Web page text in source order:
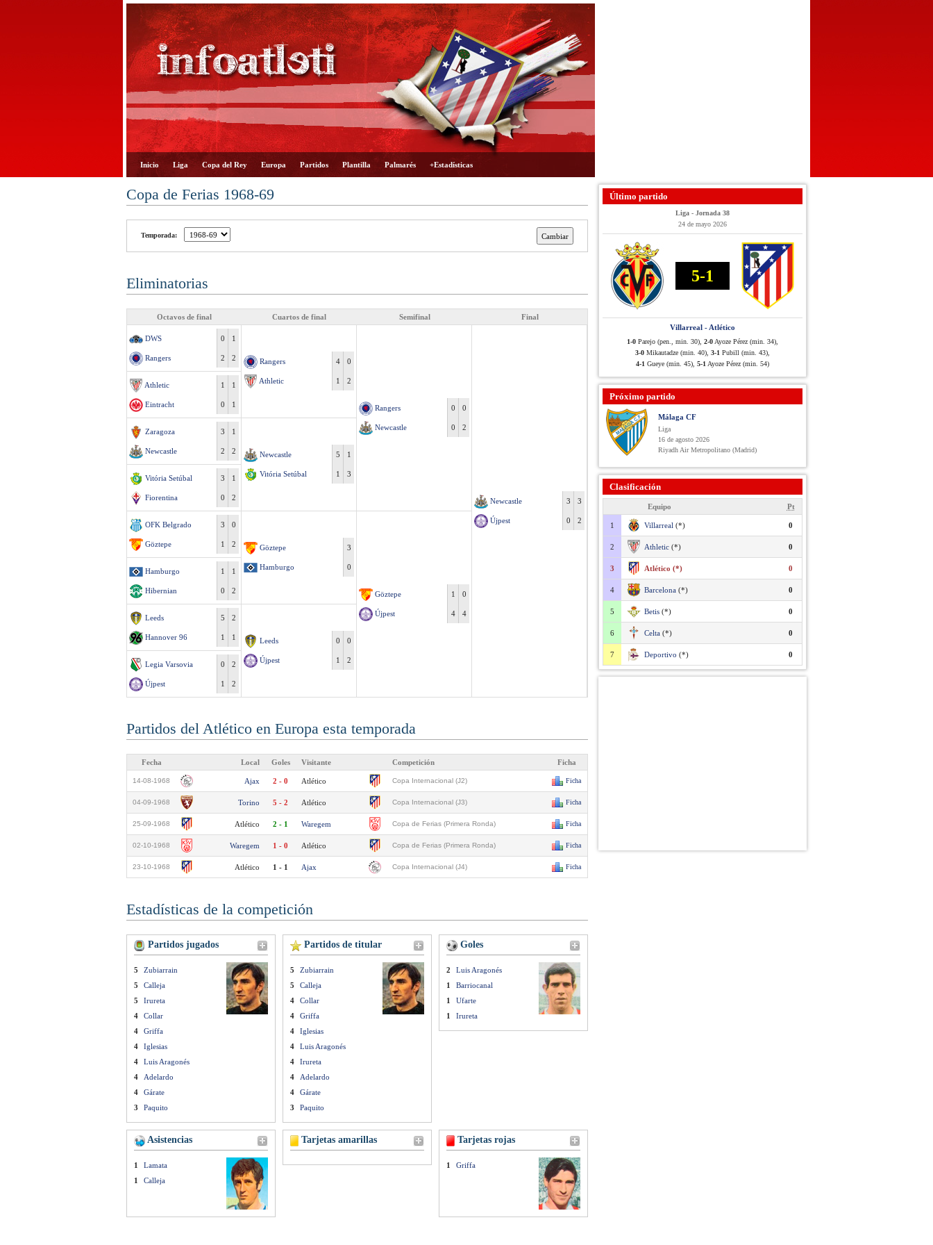
Inicio Liga Copa del Rey Europa Partidos Plantilla Palmarés +Estadísticas
Copa de Ferias 1968-69
Temporada:
Eliminatorias
Octavos de final Cuartos de final Semifinal Final
DWS 1
0
Rangers 2
2 Rangers 0
4
Athletic 2
1
Rangers 0
0
Newcastle 2
0
Newcastle 3
3
Újpest 2
0
Athletic 1
1
Eintracht 1
0
Zaragoza 1
3
Newcastle 2
2 Newcastle 1
5
Vitória Setúbal 3
1
Vitória Setúbal 1
3
Fiorentina 2
0
OFK Belgrado 0
3
Göztepe 2
1 Göztepe 3
Hamburgo 0
Göztepe 0
1
Újpest 4
4
Hamburgo 1
1
Hibernian 2
0
Leeds 2
5
Hannover 96 1
1 Leeds 0
0
Újpest 2
1
Legia Varsovia 2
0
Újpest 2
1
Partidos del Atlético en Europa esta temporada
Fecha Local Goles Visitante Competición Ficha
14-08-1968 Ajax 2 - 0 Atlético Copa Internacional (J2) Ficha
04-09-1968 Torino 5 - 2 Atlético Copa Internacional (J3) Ficha
25-09-1968 Atlético 2 - 1 Waregem Copa de Ferias (Primera Ronda) Ficha
02-10-1968 Waregem 1 - 0 Atlético Copa de Ferias (Primera Ronda) Ficha
23-10-1968 Atlético 1 - 1 Ajax Copa Internacional (J4) Ficha
Estadísticas de la competición
Partidos jugados
5
Zubiarrain
5
Calleja
5
Irureta
4
Collar
4
Griffa
4
Iglesias
4
Luis Aragonés
4
Adelardo
4
Gárate
3
Paquito
Partidos de titular
5
Zubiarrain
5
Calleja
4
Collar
4
Griffa
4
Iglesias
4
Luis Aragonés
4
Irureta
4
Adelardo
4
Gárate
3
Paquito
Goles
2
Luis Aragonés
1
Barriocanal
1
Ufarte
1
Irureta
Asistencias
1
Lamata
1
Calleja
Tarjetas amarillas Tarjetas rojas
1 Griffa
Último partido
Liga - Jornada 38
24 de mayo 2026
5-1
Villarreal - Atlético
1-0 Parejo (pen., min. 30), 2-0 Ayoze Pérez (min. 34),
3-0 Mikautadze (min. 40), 3-1 Pubill (min. 43),
4-1 Gueye (min. 45), 5-1 Ayoze Pérez (min. 54)
Próximo partido
Málaga CF
Liga
16 de agosto 2026
Riyadh Air Metropolitano (Madrid)
Clasificación
Equipo Pt
1 Villarreal (*) 0
2 Athletic (*) 0
3 Atlético (*) 0
4 Barcelona (*) 0
5 Betis (*) 0
6 Celta (*) 0
7 Deportivo (*) 0